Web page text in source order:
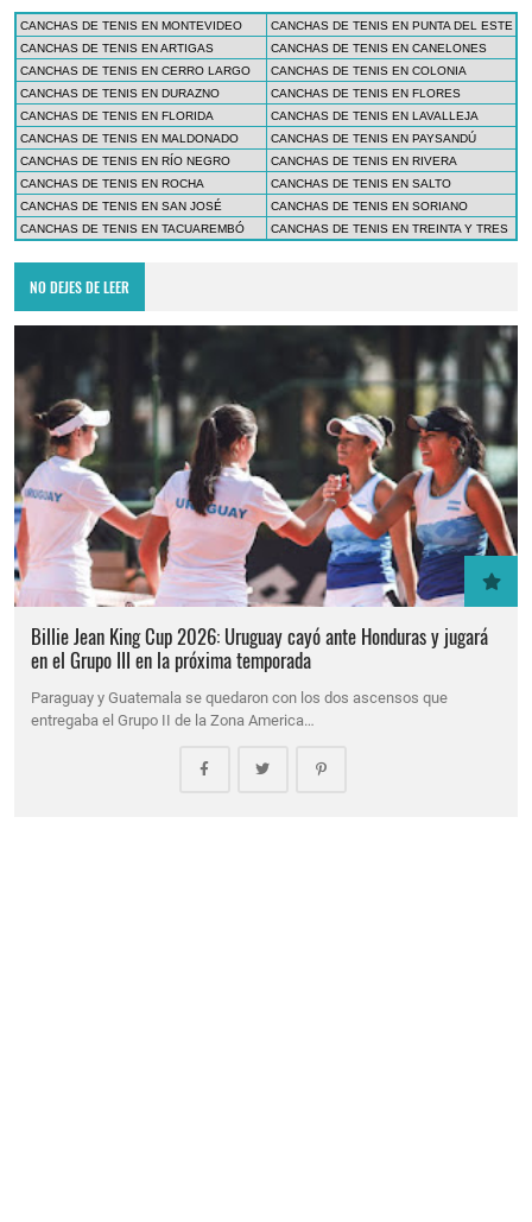
CANCHAS DE TENIS EN MONTEVIDEO
CANCHAS DE TENIS EN PUNTA DEL ESTE
CANCHAS DE TENIS EN ARTIGAS
CANCHAS DE TENIS EN CANELONES
CANCHAS DE TENIS EN CERRO LARGO
CANCHAS DE TENIS EN COLONIA
CANCHAS DE TENIS EN DURAZNO
CANCHAS DE TENIS EN FLORES
CANCHAS DE TENIS EN FLORIDA
CANCHAS DE TENIS EN LAVALLEJA
CANCHAS DE TENIS EN MALDONADO
CANCHAS DE TENIS EN PAYSANDÚ
CANCHAS DE TENIS EN RÍO NEGRO
CANCHAS DE TENIS EN RIVERA
CANCHAS DE TENIS EN ROCHA
CANCHAS DE TENIS EN SALTO
CANCHAS DE TENIS EN SAN JOSÉ
CANCHAS DE TENIS EN SORIANO
CANCHAS DE TENIS EN TACUAREMBÓ
CANCHAS DE TENIS EN TREINTA Y TRES
NO DEJES DE LEER
Billie Jean King Cup 2026: Uruguay cayó ante Honduras y jugará
en el Grupo III en la próxima temporada
Paraguay y Guatemala se quedaron con los dos ascensos que
entregaba el Grupo II de la Zona America…